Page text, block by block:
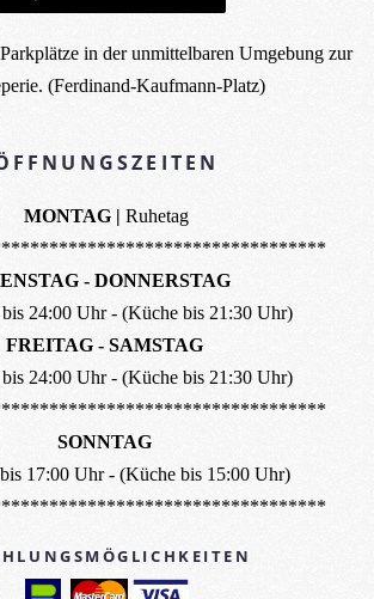
in der unmittelbaren Umgebung zur
(Ferdinand-Kaufmann-Platz)
MONTAG | Ruhetag
- DONNERSTAG
24:00 Uhr - (Küche bis 21:30 Uhr)
FREITAG - SAMSTAG
24:00 Uhr - (Küche bis 21:30 Uhr)
SONNTAG
17:00 Uhr - (Küche bis 15:00 Uhr)